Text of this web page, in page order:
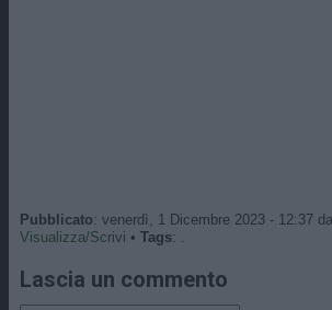
Pubblicato: venerdì, 1 Dicembre 2023 - 12:37
Visualizza/Scrivi • Tags: .
Lascia un commento